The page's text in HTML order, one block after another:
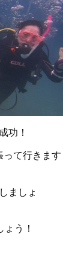
功！
って行きます
ましょ
う！